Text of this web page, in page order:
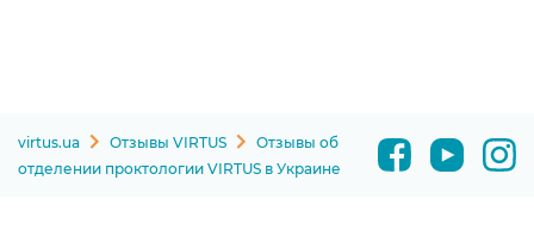
virtus.ua Отзывы VIRTUS
Отзывы об
отделении проктологии VIRTUS в Украине